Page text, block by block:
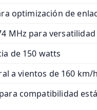
optimización de
MHz para
de 150 watts
a vientos de 160 km/h
compatibilidad